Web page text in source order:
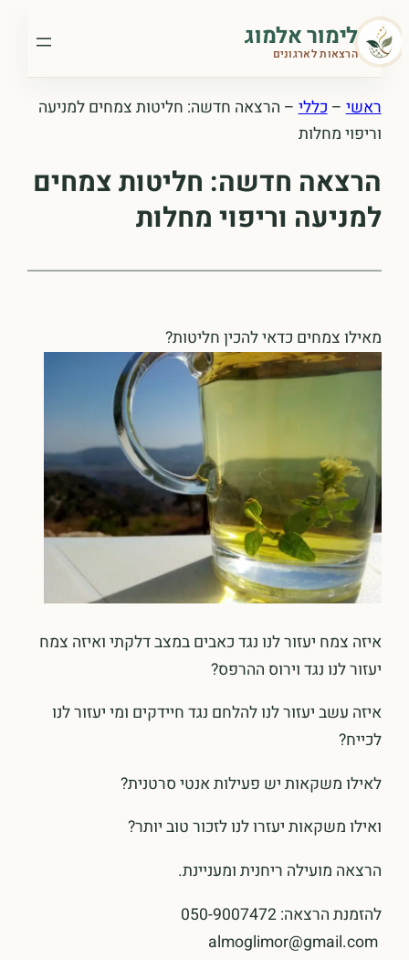
לדלג
לתוכן לימור אלמוג
הרצאות לארגונים
ראשי – כללי – הרצאה חדשה: חליטות צמחים למניעה
וריפוי מחלות
הרצאה חדשה: חליטות צמחים
למניעה וריפוי מחלות
מאילו צמחים כדאי להכין חליטות?
איזה צמח יעזור לנו נגד כאבים במצב דלקתי ואיזה צמח
יעזור לנו נגד וירוס ההרפס?
איזה עשב יעזור לנו להלחם נגד חיידקים ומי יעזור לנו
לכייח?
לאילו משקאות יש פעילות אנטי סרטנית?
ואילו משקאות יעזרו לנו לזכור טוב יותר?
הרצאה מועילה ריחנית ומעניינת.
almoglimor@gmail.com